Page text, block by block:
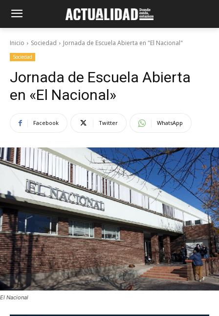
Inicio Sociedad Jornada de Escuela Abierta en "El Nacional"
Sociedad
Jornada de Escuela Abierta
en «El Nacional»
Facebook Twitter WhatsApp
El Nacional